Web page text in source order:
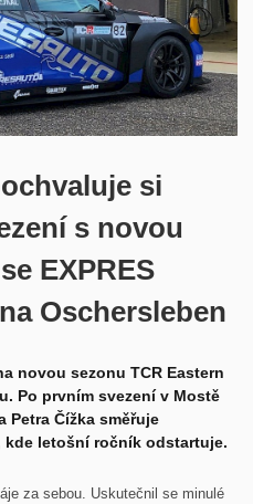
si
s novou
EXPRES
Oschersleben
novou sezonu TCR Eastern
Po prvním svezení v Mostě
Petra Čížka směřuje
kde letošní ročník odstartuje.
za sebou. Uskutečnil se minulé